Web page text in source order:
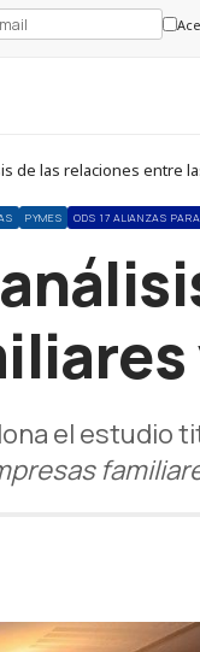
de las relaciones entre
PYMES ODS 17 ALIANZAS
el estudio